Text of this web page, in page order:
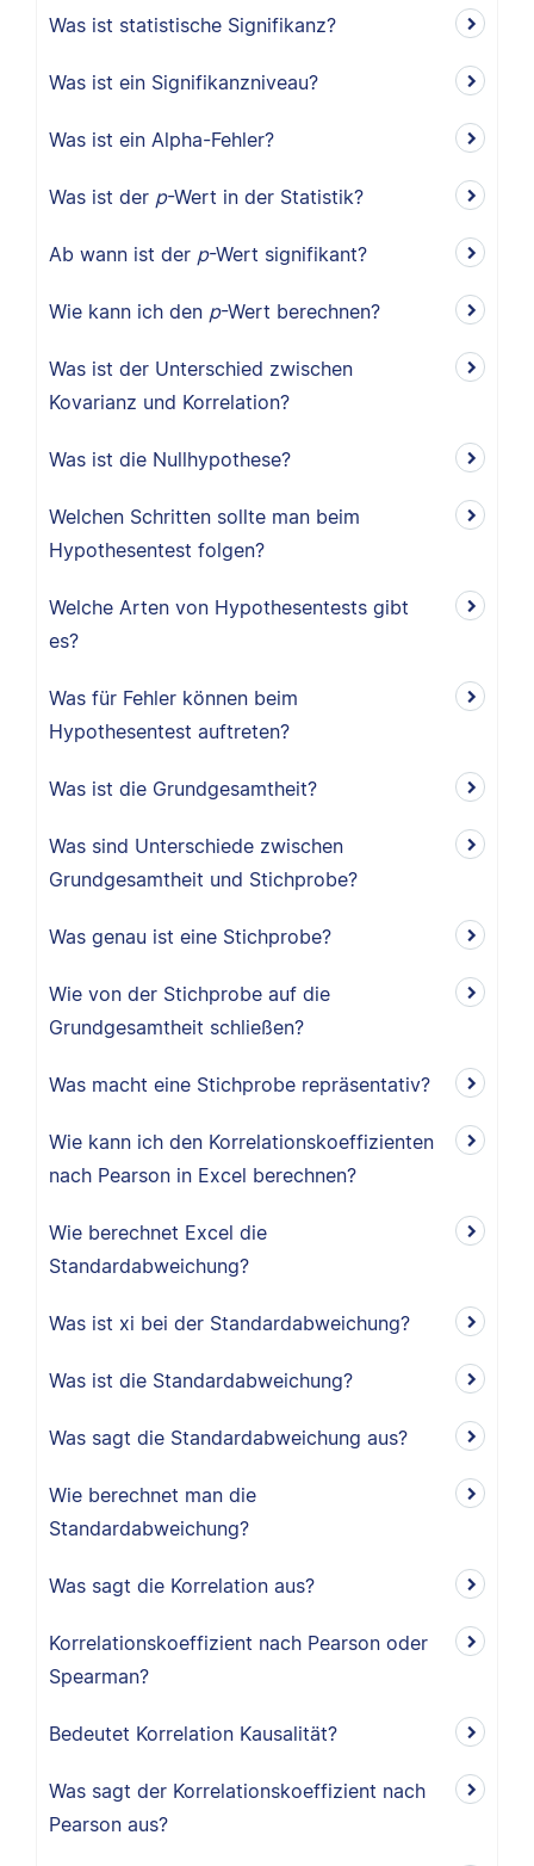
Was ist statistische Signifikanz?
Was ist ein Signifikanzniveau?
Was ist ein Alpha-Fehler?
Was ist der p-Wert in der Statistik?
Ab wann ist der p-Wert signifikant?
Wie kann ich den p-Wert berechnen?
Was ist der Unterschied zwischen
Kovarianz und Korrelation?
Was ist die Nullhypothese?
Welchen Schritten sollte man beim
Hypothesentest folgen?
Welche Arten von Hypothesentests gibt
es?
Was für Fehler können beim
Hypothesentest auftreten?
Was ist die Grundgesamtheit?
Was sind Unterschiede zwischen
Grundgesamtheit und Stichprobe?
Was genau ist eine Stichprobe?
Wie von der Stichprobe auf die
Grundgesamtheit schließen?
Was macht eine Stichprobe repräsentativ?
Wie kann ich den Korrelationskoeffizienten
nach Pearson in Excel berechnen?
Wie berechnet Excel die
Standardabweichung?
Was ist xi bei der Standardabweichung?
Was ist die Standardabweichung?
Was sagt die Standardabweichung aus?
Wie berechnet man die
Standardabweichung?
Was sagt die Korrelation aus?
Korrelationskoeffizient nach Pearson oder
Spearman?
Bedeutet Korrelation Kausalität?
Was sagt der Korrelationskoeffizient nach
Pearson aus?